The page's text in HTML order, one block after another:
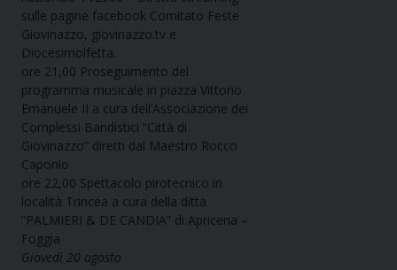
sulle pagine facebook Comitato Feste
Giovinazzo, giovinazzo.tv e
Diocesimolfetta.
ore 21,00 Proseguimento del
programma musicale in piazza Vittorio
Emanuele II a cura dell’Associazione dei
Complessi Bandistici “Città di
Giovinazzo” diretti dal Maestro Rocco
Caponio
ore 22,00 Spettacolo pirotecnico in
località Trincea a cura della ditta
“PALMIERI & DE CANDIA” di Apricena –
Foggia
Giovedì 20 agosto